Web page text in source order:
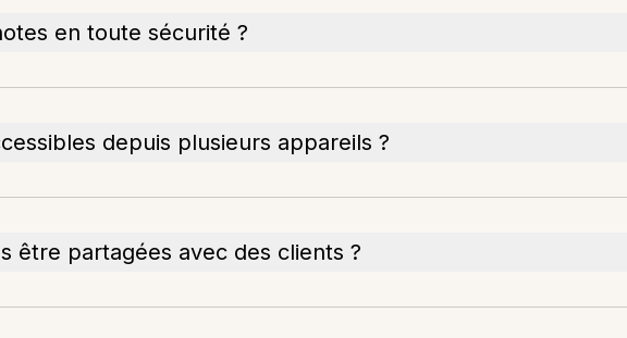
en toute sécurité ?
depuis plusieurs appareils ?
être partagées avec des clients ?